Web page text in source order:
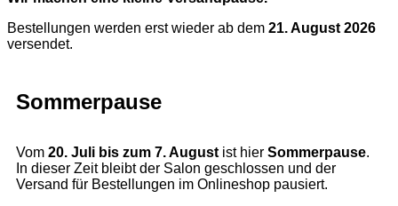
Bestellungen werden erst wieder ab dem 21. August 2026
versendet.
Sommerpause
Vom 20. Juli bis zum 7. August ist hier Sommerpause.
In dieser Zeit bleibt der Salon geschlossen und der
Versand für Bestellungen im Onlineshop pausiert.